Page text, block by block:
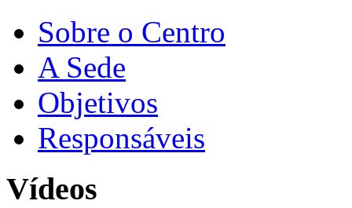
Sobre o Centro
A Sede
Objetivos
Responsáveis
Vídeos